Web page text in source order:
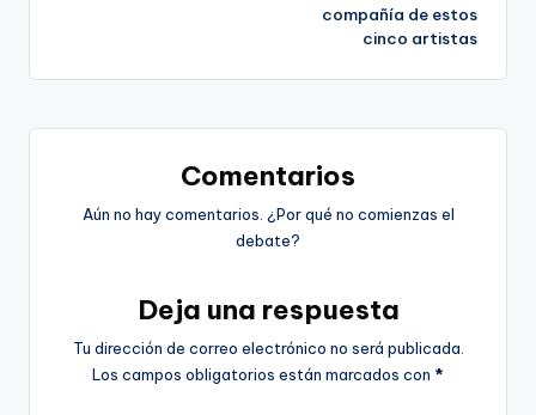
compañía de estos
cinco artistas
Comentarios
Aún no hay comentarios. ¿Por qué no comienzas el
debate?
Deja una respuesta
Tu dirección de correo electrónico no será publicada.
Los campos obligatorios están marcados con *